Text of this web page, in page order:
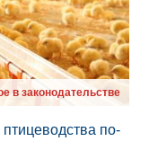
в законодательстве
по­